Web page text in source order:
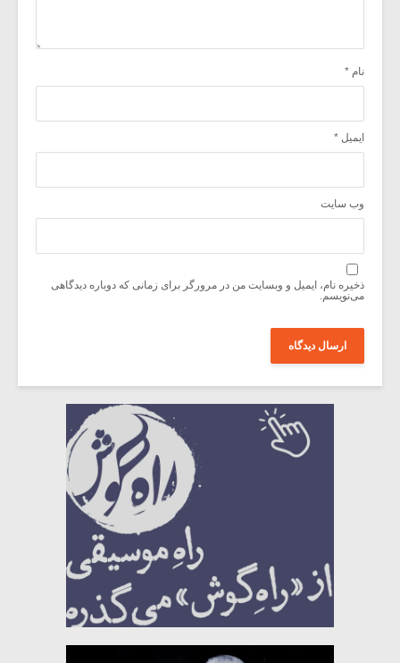
نام *
ایمیل *
وب‌ سایت
ذخیره نام، ایمیل و وبسایت من در مرورگر برای زمانی که دوباره دیدگاهی
می‌نویسم.